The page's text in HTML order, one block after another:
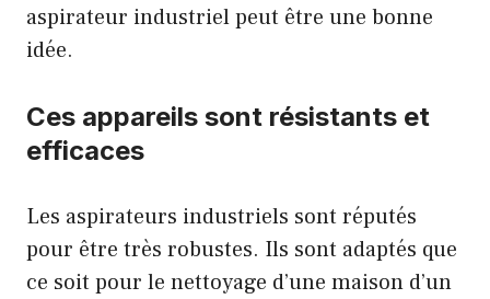
aspirateur industriel peut être une bonne
idée.
Ces appareils sont résistants et
efficaces
Les aspirateurs industriels sont réputés
pour être très robustes. Ils sont adaptés que
ce soit pour le nettoyage d’une maison d’un